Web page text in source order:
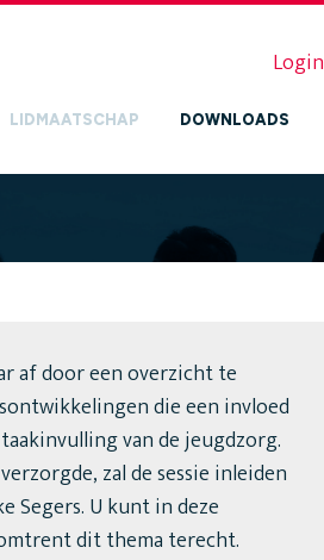
Login
LIDMAATSCHAP DOWNLOADS
af door een overzicht te
die een invloed
van de jeugdzorg.
zal de sessie inleiden
Segers. U kunt in deze
dit thema terecht.